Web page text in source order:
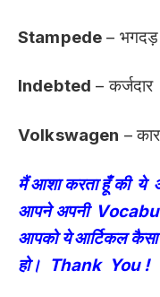
Stampede – भगदड़
Indebted – कर्जदार
Volkswagen –
मैं आशा करता हूँ की ये
आपने अपनी
आपको ये आर्टिकल
हो। Thank You !